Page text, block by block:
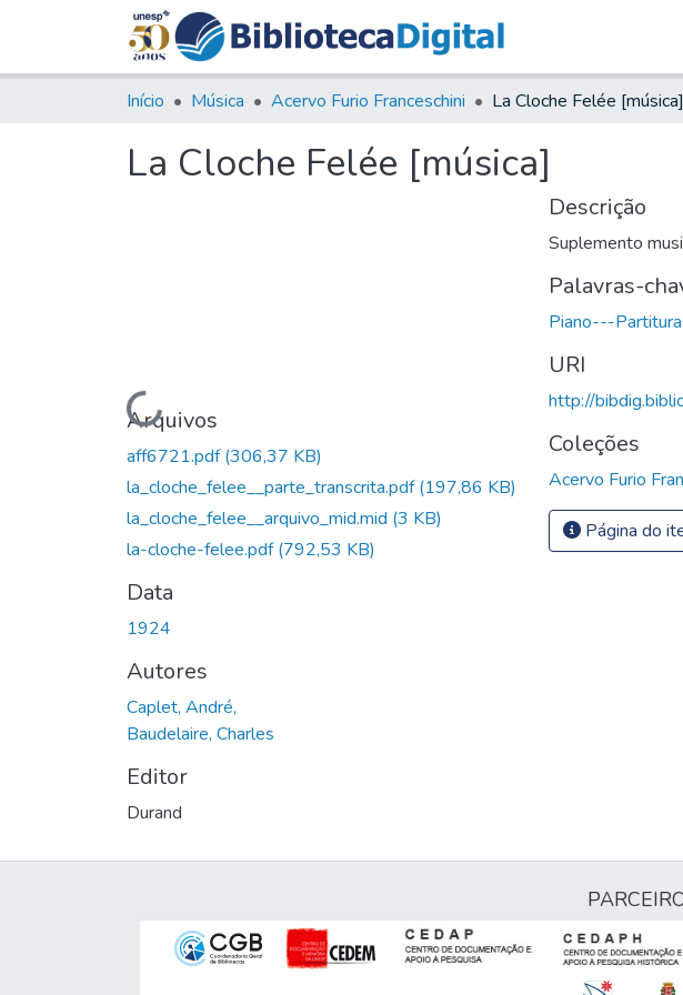
Início Música Acervo Furio Franceschini La Cloche Felée [música]
La Cloche Felée [música]
Carregando...
Arquivos
aff6721.pdf(306,37 KB)
la_cloche_felee__parte_transcrita.pdf(197,86 KB)
la_cloche_felee__arquivo_mid.mid (3 KB)
la-cloche-felee.pdf(792,53 KB)
Data
1924
Autores
Caplet, André,
Baudelaire, Charles
Editor
Durand
Descrição
Suplemento
Palavras-
Piano---
URI
http://
Coleções
Acervo Furio
Página do